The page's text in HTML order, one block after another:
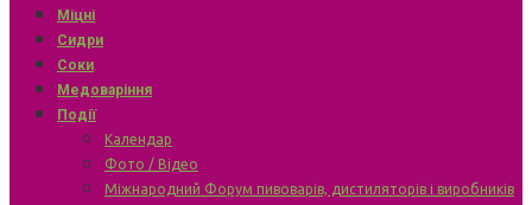
Міцні
Сидри
Соки
Медоваріння
Події
Календар
Фото / Відео
Міжнародний Форум пивоварів, дистиляторів і виробників